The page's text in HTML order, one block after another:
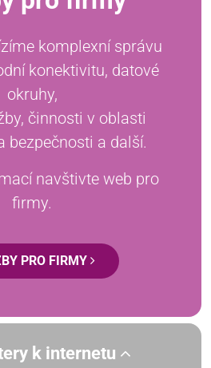
komplexní správu
konektivitu, datové
okruhy,
činnosti v oblasti
bezpečnosti a další.
navštivte web pro
firmy.
PRO FIRMY
k internetu